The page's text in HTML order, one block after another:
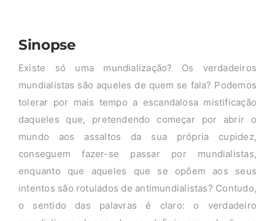
Sinopse
Existe só uma mundialização? Os verdadeiros
mundialistas são aqueles de quem se fala? Podemos
tolerar por mais tempo a escandalosa mistificação
daqueles que, pretendendo começar por abrir o
mundo aos assaltos da sua própria cupidez,
conseguem fazer-se passar por mundialistas,
enquanto que aqueles que se opõem aos seus
intentos são rotulados de antimundialistas? Contudo,
o sentido das palavras é claro: o verdadeiro